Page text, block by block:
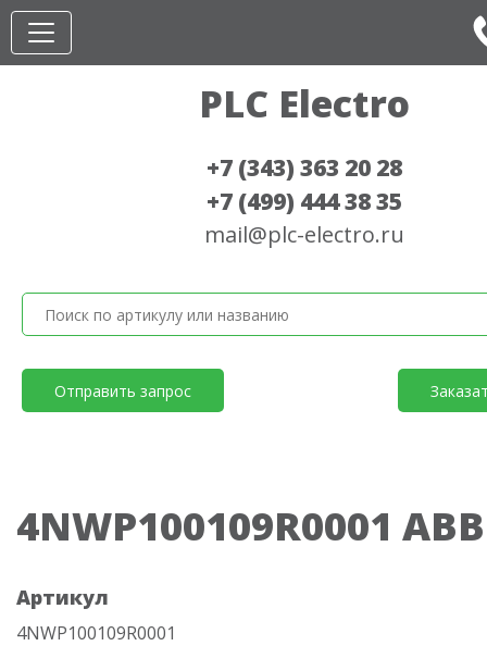
PLC Electro
+7 (343) 363 20 28
+7 (499) 444 38 35
mail@plc-electro.ru
Отправить запрос
4NWP100109R0001 ABB
Артикул
4NWP100109R0001